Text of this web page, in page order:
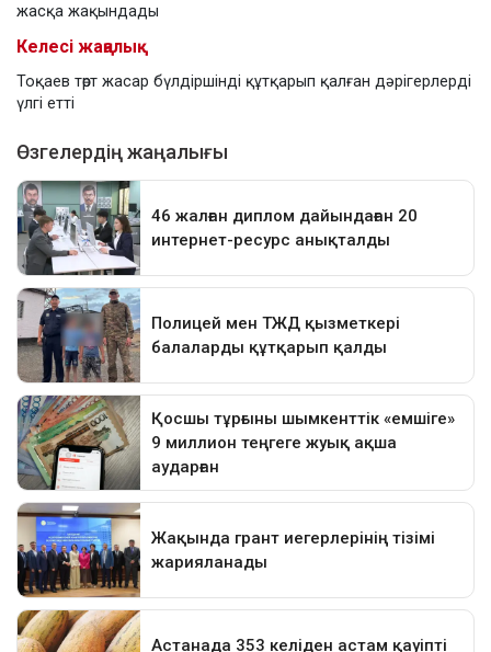
жасқа жақындады
Келесі жаңалық
Тоқаев төрт жасар бүлдіршінді құтқарып қалған дәрігерлерді
үлгі етті